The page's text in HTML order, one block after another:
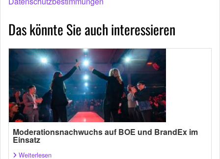
Das könnte Sie auch interessieren
Moderationsnachwuchs auf BOE und BrandEx im
Einsatz
Weiterlesen